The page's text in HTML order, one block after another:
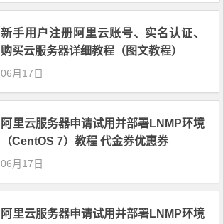
新手用户注册阿里云账号、实名认证、
购买云服务器详细教程（图文教程）
06月17日
阿里云服务器申请试用并部署LNMP环境
（CentOS 7）教程 代金券优惠券
06月17日
阿里云服务器申请试用并部署LNMP环境